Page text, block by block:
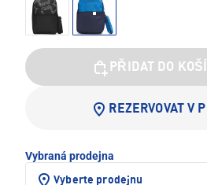
PŘIDAT DO
REZERVOVAT V
Vybraná prodejna
Vyberte prodejnu